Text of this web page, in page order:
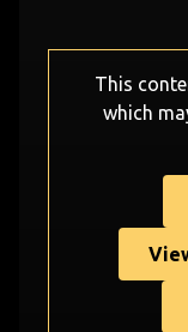
This
which